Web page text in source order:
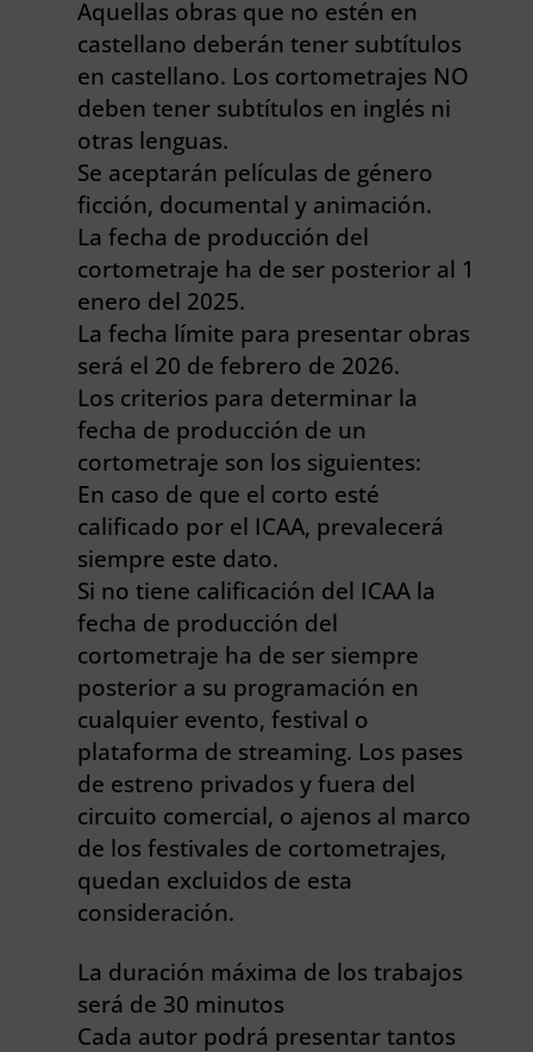
Aquellas obras que no estén en
castellano deberán tener subtítulos
en castellano. Los cortometrajes NO
deben tener subtítulos en inglés ni
otras lenguas.
Se aceptarán películas de género
ficción, documental y animación.
La fecha de producción del
cortometraje ha de ser posterior al 1
enero del 2025.
La fecha límite para presentar obras
será el 20 de febrero de 2026.
Los criterios para determinar la
fecha de producción de un
cortometraje son los siguientes:
En caso de que el corto esté
calificado por el ICAA, prevalecerá
siempre este dato.
Si no tiene calificación del ICAA la
fecha de producción del
cortometraje ha de ser siempre
posterior a su programación en
cualquier evento, festival o
plataforma de streaming. Los pases
de estreno privados y fuera del
circuito comercial, o ajenos al marco
de los festivales de cortometrajes,
quedan excluidos de esta
consideración.
La duración máxima de los trabajos
será de 30 minutos
Cada autor podrá presentar tantos